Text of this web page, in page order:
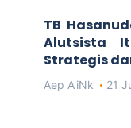
TB
Alutsista
Strategis
Aep A'iNk 21